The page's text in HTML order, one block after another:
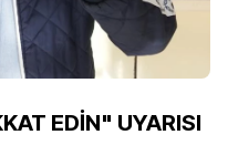
EDİN" UYARISI